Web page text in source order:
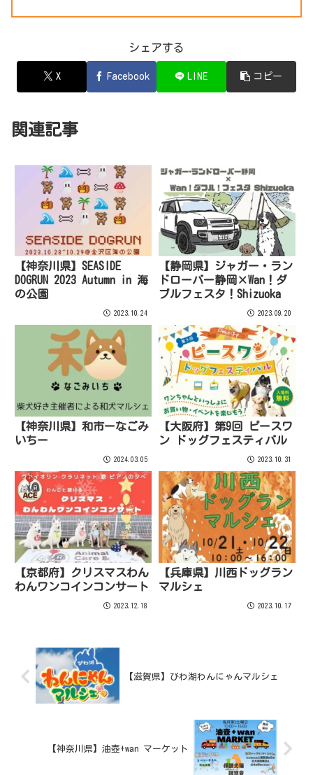
シェアする
X Facebook LINE コピー
関連記事
【神奈川県】SEASIDE
DOGRUN 2023 Autumn in 海
の公園
2023.10.24
【静岡県】ジャガー・ラン
ドローバー静岡×Wan！ダ
ブルフェスタ！Shizuoka
2023.09.20
【神奈川県】和市ーなごみ
いちー
2024.03.05
【大阪府】第9回 ピースワ
ン ドッグフェスティバル
2023.10.31
【京都府】クリスマスわん
わんワンコインコンサート
2023.12.18
【兵庫県】川西ドッグラン
マルシェ
2023.10.17
【滋賀県】びわ湖わんにゃんマルシェ
【神奈川県】油壺+wan マーケット